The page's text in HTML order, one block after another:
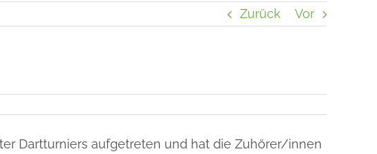
Zurück Vor
Dartturniers aufgetreten und hat die Zuhörer/innen